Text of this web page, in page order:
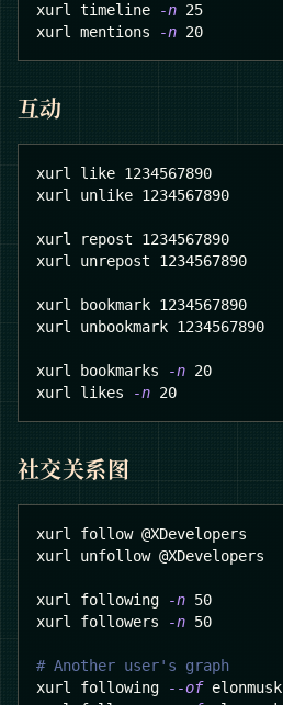
xurl timeline -n 25
xurl mentions
-n 20
互动
xurl like 1234567890
xurl unlike 1234567890
xurl repost 1234567890
xurl unrepost 1234567890
xurl bookmark 1234567890
xurl unbookmark 1234567890
xurl bookmarks -n 20
xurl likes
-n 20
社交关系图
xurl follow @XDevelopers
xurl unfollow @XDevelopers
xurl following -n 50
xurl followers
-n 50
# Another user's graph
xurl following
--of elonmusk